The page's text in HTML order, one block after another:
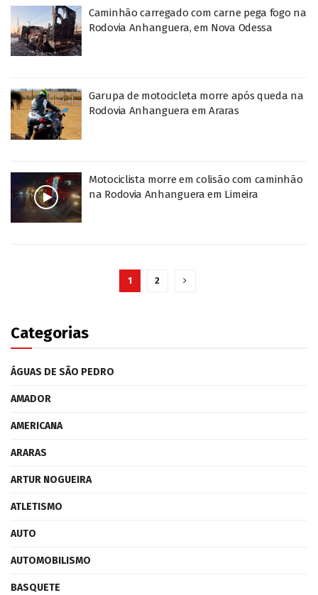
Caminhão carregado com carne pega fogo na
Rodovia Anhanguera, em Nova Odessa
Garupa de motocicleta morre após queda na
Rodovia Anhanguera em Araras
Motociclista morre em colisão com caminhão
na Rodovia Anhanguera em Limeira
1 2
Categorias
ÁGUAS DE SÃO PEDRO
AMADOR
AMERICANA
ARARAS
ARTUR NOGUEIRA
ATLETISMO
AUTO
AUTOMOBILISMO
BASQUETE